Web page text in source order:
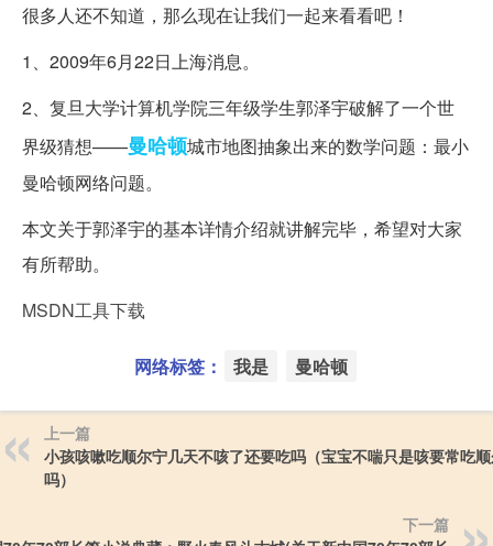
很多人还不知道，那么现在让我们一起来看看吧！
1、2009年6月22日上海消息。
2、复旦大学计算机学院三年级学生郭泽宇破解了一个世
界级猜想——曼哈顿城市地图抽象出来的数学问题：最小
曼哈顿网络问题。
本文关于郭泽宇的基本详情介绍就讲解完毕，希望对大家
有所帮助。
MSDN工具下载
网络标签： 我是 曼哈顿
上一篇
小孩咳嗽吃顺尔宁几天不咳了还要吃吗（宝宝不喘只是咳要常吃
吗）
下一篇